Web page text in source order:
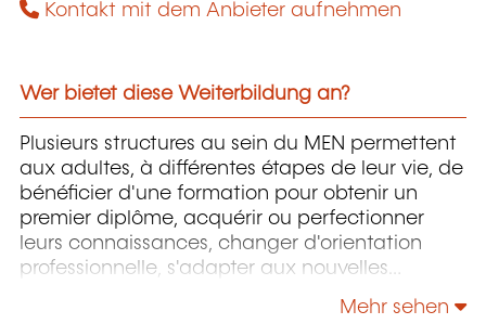
Kontakt mit dem Anbieter aufnehmen
Wer bietet diese Weiterbildung an?
Plusieurs structures au sein du MEN permettent
aux adultes, à différentes étapes de leur vie, de
bénéficier d'une formation pour obtenir un
premier diplôme, acquérir ou perfectionner
leurs connaissances, changer d'orientation
professionnelle, s'adapter aux nouvelles
technologies, enrichir leur culture personnelle...
Mehr sehen